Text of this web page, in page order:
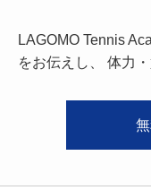
LAGOMO Tennis
をお伝えし、
体力